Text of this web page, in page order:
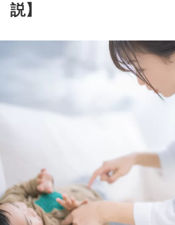
説】